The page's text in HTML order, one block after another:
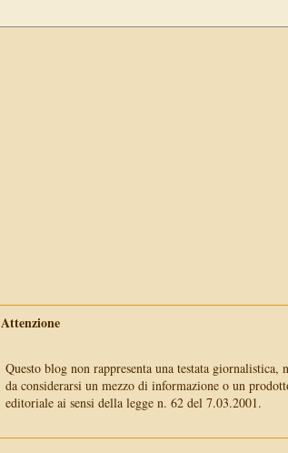
Attenzione
Questo blog non rappresenta una testata giornalistica,
da considerarsi un mezzo di informazione o un
editoriale ai sensi della legge n. 62 del 7.03.2001.